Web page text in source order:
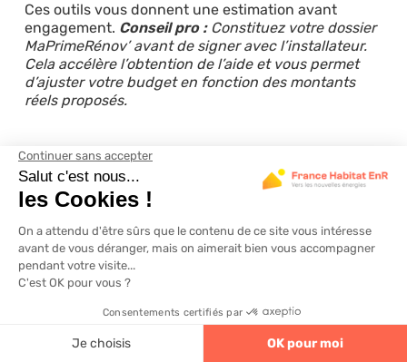
Ces outils vous donnent une estimation avant
engagement. Conseil pro : Constituez votre dossier
MaPrimeRénov’ avant de signer avec l’installateur.
Cela accélère l’obtention de l’aide et vous permet
d’ajuster votre budget en fonction des montants
réels proposés.
Risques, limites et alternatives
à l’autonomie complète
L’autonomie énergétique totale semble attrayante,
mais elle cache des défis réels. Comprendre ses
limites vous aide à prendre une décision adaptée à
votre situation.
Le mythe de l’indépendance totale
4.6 320 avis